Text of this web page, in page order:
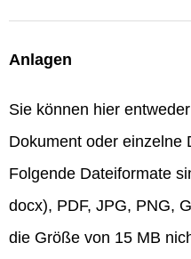
Anlagen
Sie können hier
Dokument oder einzelne
Folgende Dateiformate
docx), PDF, JPG, PNG,
die Größe von 15 MB